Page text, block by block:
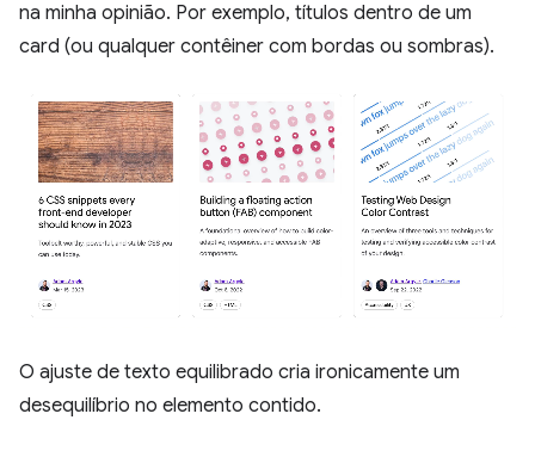
na minha opinião. Por exemplo, títulos dentro de um
card (ou qualquer contêiner com bordas ou sombras).
O ajuste de texto equilibrado cria ironicamente um
desequilíbrio no elemento contido.